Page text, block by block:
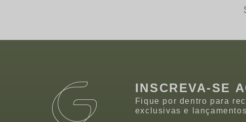
INSCREVA-SE
Fique por dentro para
exclusivas e